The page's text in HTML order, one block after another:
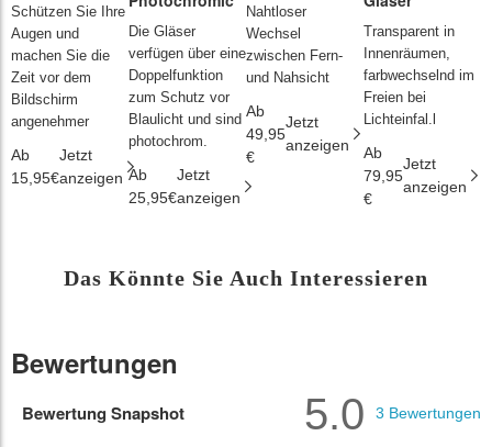
Schützen Sie Ihre
Augen und
machen Sie die
Zeit vor dem
Bildschirm
angenehmer
Ab
15,95€
Jetzt
anzeigen
Die Gläser
verfügen über eine
Doppelfunktion
zum Schutz vor
Blaulicht und sind
photochrom.
Ab
25,95€
Jetzt
anzeigen
Nahtloser
Wechsel
zwischen Fern-
und Nahsicht
Ab
49,95
€
Jetzt
anzeigen
Transparent in
Innenräumen,
farbwechselnd im
Freien bei
Lichteinfal.l
Ab
79,95
€
Jetzt
anzeigen
Das Könnte Sie Auch Interessieren
Bewertungen
Bewertung Snapshot 5.0 3 Bewertungen